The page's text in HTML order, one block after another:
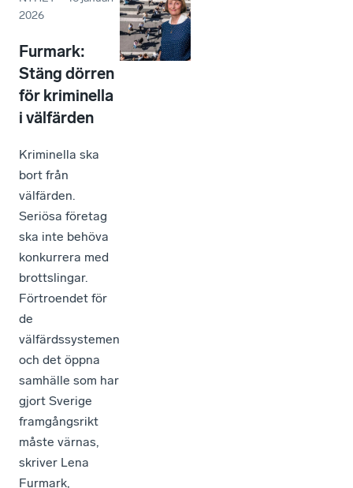
2026
Furmark:
Stäng dörren
för kriminella
i välfärden
Kriminella ska
bort från
välfärden.
Seriösa företag
ska inte behöva
konkurrera med
brottslingar.
Förtroendet för
de
välfärdssystemen
och det öppna
samhälle som har
gjort Sverige
framgångsrikt
måste värnas,
skriver Lena
Furmark,